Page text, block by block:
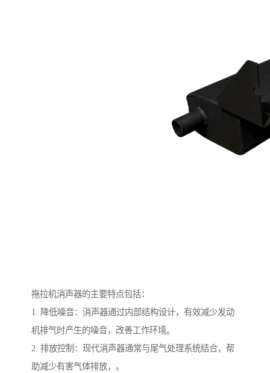
拖拉机消声器的主要特点包括：
1. 降低噪音：消声器通过内部结构设计，有效减少发动
机排气时产生的噪音，改善工作环境。
2. 排放控制：现代消声器通常与尾气处理系统结合，帮
助减少有害气体排放，。